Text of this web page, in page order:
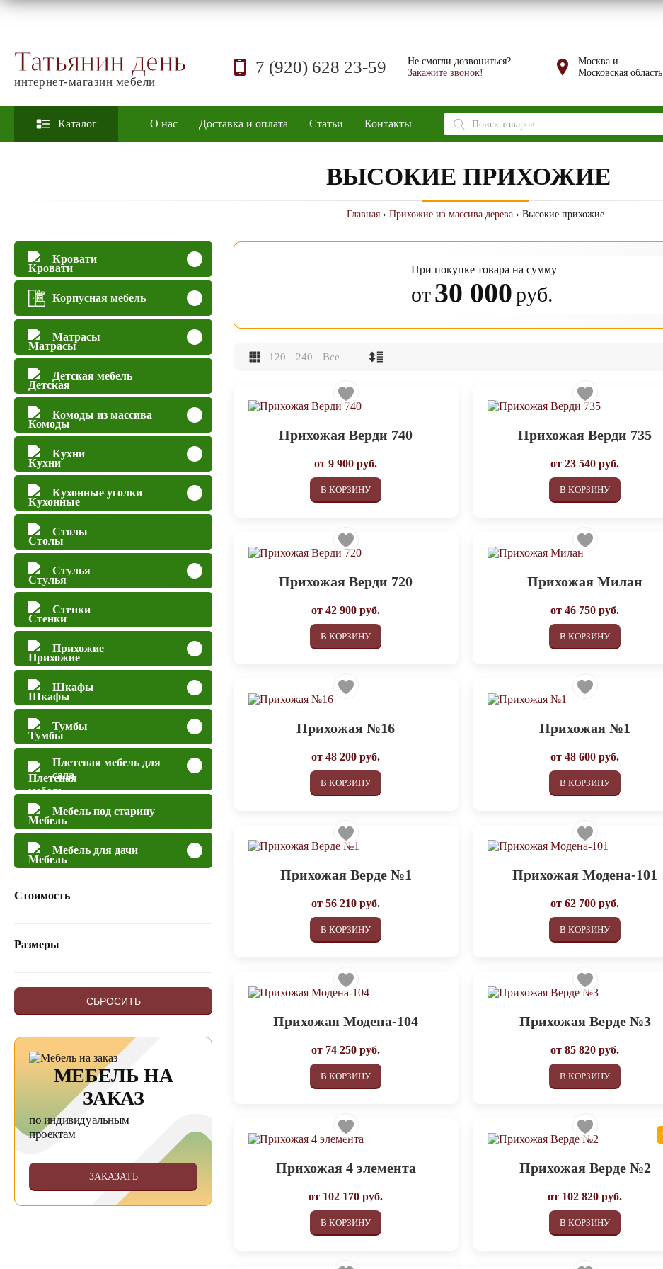
Татьянин день
интернет-магазин мебели
7 (920) 628 23-59
Не смогли дозвониться?
Закажите звонок!
Москва и
Московская область
Каталог О нас Доставка и оплата Статьи Контакты
Поиск
товаров
ВЫСОКИЕ ПРИХОЖИЕ
Главная › Прихожие из массива дерева › Высокие прихожие
Кровати
Корпусная мебель
Матрасы
Детская мебель
Комоды из массива
Кухни
Кухонные уголки
Столы
Стулья
Стенки
Прихожие
Шкафы
Тумбы
Плетеная мебель для
сада
Мебель под старину
Мебель для дачи
Стоимость
Размеры
СБРОСИТЬ
МЕБЕЛЬ НА
ЗАКАЗ
по индивидуальным
проектам
ЗАКАЗАТЬ
При покупке товара на сумму
от30 000руб.
120 240 Все
Прихожая Верди 740
от9 900 руб.
В КОРЗИНУ
Прихожая Верди 735
от23 540 руб.
В КОРЗИНУ
Прихожая Верди 720
от42 900 руб.
В КОРЗИНУ
Прихожая Милан
от46 750 руб.
В КОРЗИНУ
Прихожая №16
от48 200 руб.
В КОРЗИНУ
Прихожая №1
от48 600 руб.
В КОРЗИНУ
Прихожая Верде №1
от56 210 руб.
В КОРЗИНУ
Прихожая Модена-101
от62 700 руб.
В КОРЗИНУ
Прихожая Модена-104
от 74 250 руб.
В КОРЗИНУ
Прихожая Верде №3
от85 820 руб.
В КОРЗИНУ
Прихожая 4 элемента
от 102 170 руб.
В КОРЗИНУ
Прихожая Верде №2
от 102 820 руб.
В КОРЗИНУ